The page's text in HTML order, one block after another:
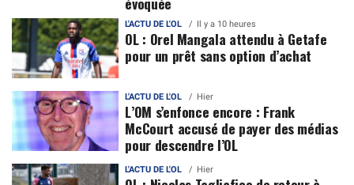
L'ACTU DE L'OL Il y a 10 heures
OL : Orel Mangala attendu à Getafe
pour un prêt sans option d’achat
L'ACTU DE L'OL Hier
L’OM s’enfonce encore : Frank
McCourt accusé de payer des médias
pour descendre l’OL
L'ACTU DE L'OL Hier